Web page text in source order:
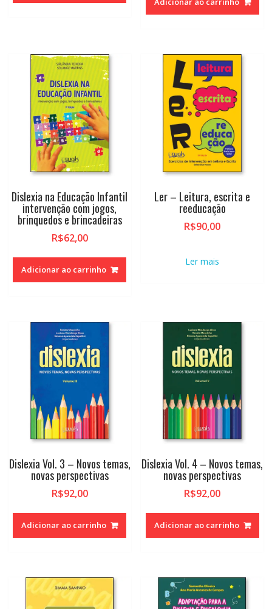
Dislexia na Educação Infantil
intervenção com jogos,
brinquedos e brincadeiras
R$62,00
Adicionar ao carrinho
Ler – Leitura, escrita e
reeducação
R$90,00
Ler mais
Dislexia Vol. 3 – Novos temas,
novas perspectivas
R$92,00
Adicionar ao carrinho
Dislexia Vol. 4 – Novos temas,
novas perspectivas
R$92,00
Adicionar ao carrinho